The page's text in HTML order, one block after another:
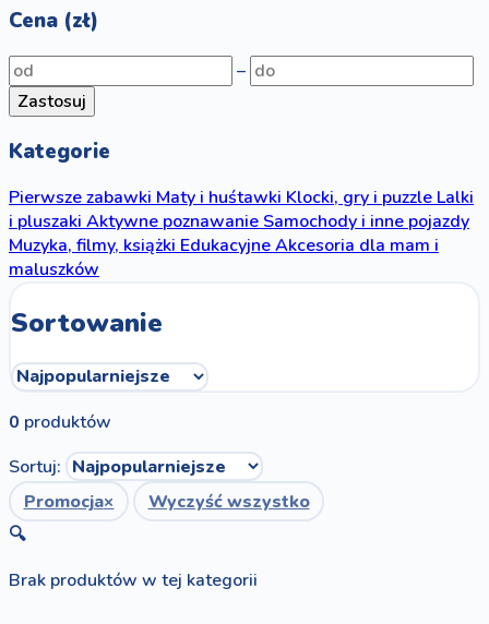
Cena (zł)
–
Zastosuj
Kategorie
Pierwsze zabawkiMaty i huśtawkiKlocki, gry i puzzleLalki
i pluszakiAktywne poznawanieSamochody i inne pojazdy
Muzyka, filmy, książkiEdukacyjneAkcesoria dla mam i
maluszków
Sortowanie
0 produktów
Sortuj:
Promocja×
Wyczyść wszystko
🔍
Brak produktów w tej kategorii